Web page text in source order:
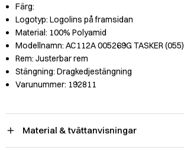
Färg:
Logotyp: Logolins på framsidan
Material: 100% Polyamid
Modellnamn: AC112A 005269G TASKER (055)
Rem: Justerbar rem
Stängning: Dragkedjestängning
Varunummer: 192811
Material & tvättanvisningar